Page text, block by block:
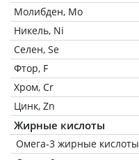
Молибден, Mo
Никель, Ni
Селен, Se
Фтор, F
Хром, Cr
Цинк, Zn
Жирные кислоты
Омега-3 жирные кислоты